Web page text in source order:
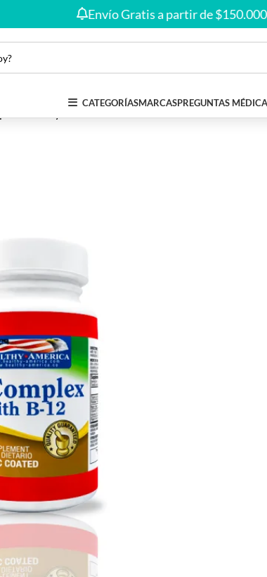
Envío Gratis a partir de $150.000
CATEGORÍASMARCASPREGUNTAS
Envío gratis en